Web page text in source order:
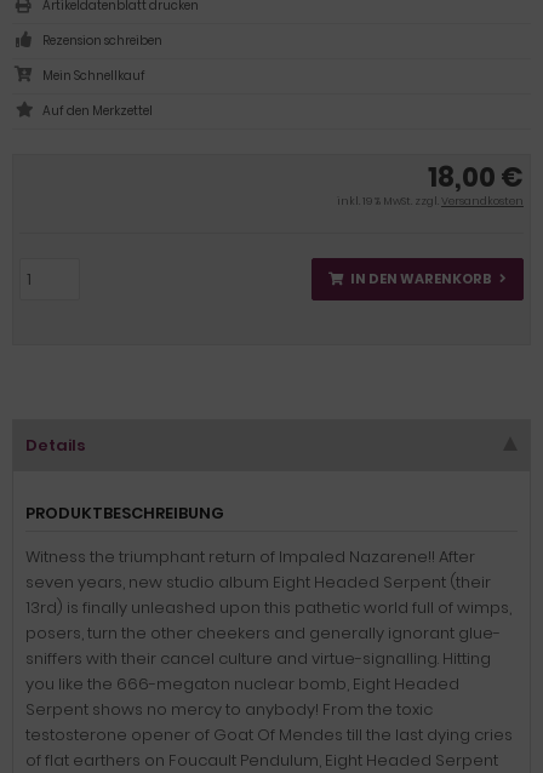
18,00 €
inkl. 19 % MwSt. zzgl.Versandkosten
IN DEN WARENKORB
Artikeldatenblatt drucken
Rezension schreiben
Mein Schnellkauf
Details
PRODUKTBESCHREIBUNG
Witness the triumphant return of Impaled Nazarene!! After
seven years, new studio album Eight Headed Serpent (their
13rd) is finally unleashed upon this pathetic world full of wimps,
posers, turn the other cheekers and generally ignorant glue-
sniffers with their cancel culture and virtue-signalling. Hitting
you like the 666-megaton nuclear bomb, Eight Headed
Serpent shows no mercy to anybody! From the toxic
testosterone opener of Goat Of Mendes till the last dying cries
of flat earthers on Foucault Pendulum, Eight Headed Serpent